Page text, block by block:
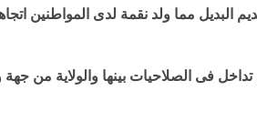
مما ولد نقمة لدى المواطنين
فى الصلاحيات بينها والولاية من جهة